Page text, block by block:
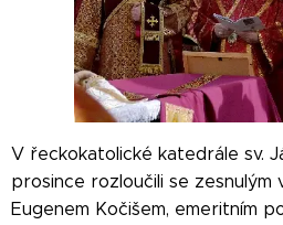
V řeckokatolické katedrále sv.
prosince rozloučili se zesnulým
Eugenem Kočišem, emeritním